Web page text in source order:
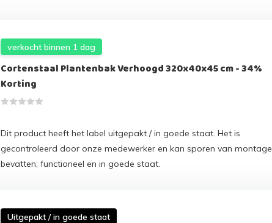
verkocht binnen 1 dag
Cortenstaal Plantenbak Verhoogd 320x40x45 cm - 34%
Korting
Dit product heeft het label uitgepakt / in goede staat. Het is
gecontroleerd door onze medewerker en kan sporen van montage
bevatten; functioneel en in goede staat.
Uitgepakt / in goede staat